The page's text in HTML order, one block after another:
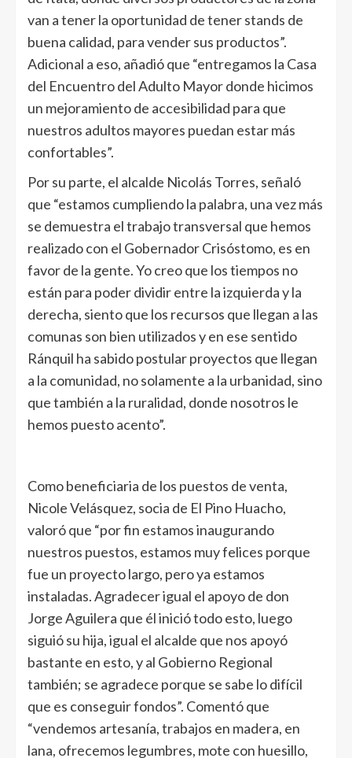
van a tener la oportunidad de tener stands de
buena calidad, para vender sus productos”.
Adicional a eso, añadió que “entregamos la Casa
del Encuentro del Adulto Mayor donde hicimos
un mejoramiento de accesibilidad para que
nuestros adultos mayores puedan estar más
confortables”.
Por su parte, el alcalde Nicolás Torres, señaló
que “estamos cumpliendo la palabra, una vez más
se demuestra el trabajo transversal que hemos
realizado con el Gobernador Crisóstomo, es en
favor de la gente. Yo creo que los tiempos no
están para poder dividir entre la izquierda y la
derecha, siento que los recursos que llegan a las
comunas son bien utilizados y en ese sentido
Ránquil ha sabido postular proyectos que llegan
a la comunidad, no solamente a la urbanidad, sino
que también a la ruralidad, donde nosotros le
hemos puesto acento”.
Como beneficiaria de los puestos de venta,
Nicole Velásquez, socia de El Pino Huacho,
valoró que “por fin estamos inaugurando
nuestros puestos, estamos muy felices porque
fue un proyecto largo, pero ya estamos
instaladas. Agradecer igual el apoyo de don
Jorge Aguilera que él inició todo esto, luego
siguió su hija, igual el alcalde que nos apoyó
bastante en esto, y al Gobierno Regional
también; se agradece porque se sabe lo difícil
que es conseguir fondos”. Comentó que
“vendemos artesanía, trabajos en madera, en
lana, ofrecemos legumbres, mote con huesillo,